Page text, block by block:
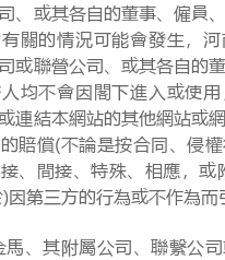
、或其各自的董事、僱員
關的情況可能會發生，
或聯營公司、或其各自的
均不會因閣下進入或使
連結本網站的其他網站或
賠償(不論是按合同、侵權
、間接、特殊、相應，或
因第三方的行為或不作為而
其附屬公司、聯繫公司